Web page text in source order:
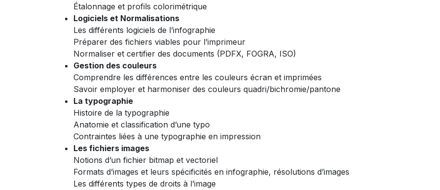
Étalonnage et profils colorimétrique
Logiciels et Normalisations
Les différents logiciels de l’infographie
Préparer des fichiers viables pour l’imprimeur
Normaliser et certifier des documents (PDFX, FOGRA, ISO)
Gestion des couleurs
Comprendre les différences entre les couleurs écran et imprimées
Savoir employer et harmoniser des couleurs quadri/bichromie/pantone
La typographie
Histoire de la typographie
Anatomie et classification d’une typo
Contraintes liées à une typographie en impression
Les fichiers images
Notions d’un fichier bitmap et vectoriel
Formats d’images et leurs spécificités en infographie, résolutions d’images
Les différents types de droits à l’image